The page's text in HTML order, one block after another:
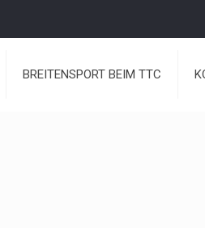
BREITENSPORT BEIM TTC